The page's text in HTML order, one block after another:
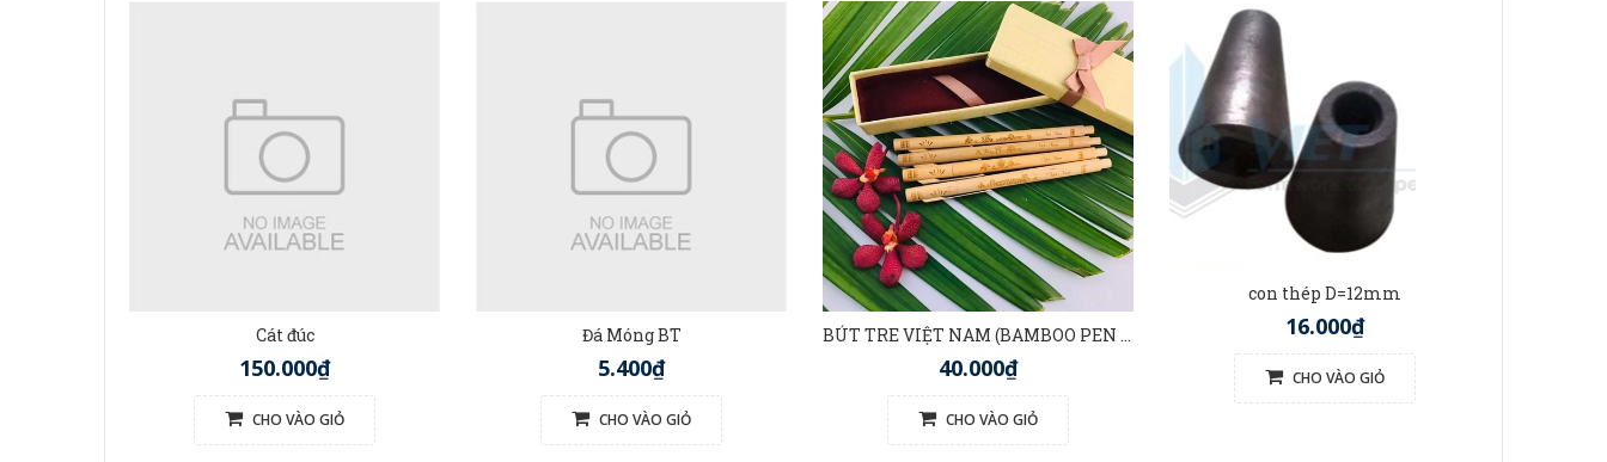
Cát đúc
150.000₫
CHO VÀO GIỎ
Đá Móng BT
5.400₫
CHO VÀO GIỎ
BÚT TRE VIỆT NAM (BAMBOO PEN VIETNAM)
40.000₫
CHO VÀO GIỎ
con thép D=12mm
16.000₫
CHO VÀO GIỎ